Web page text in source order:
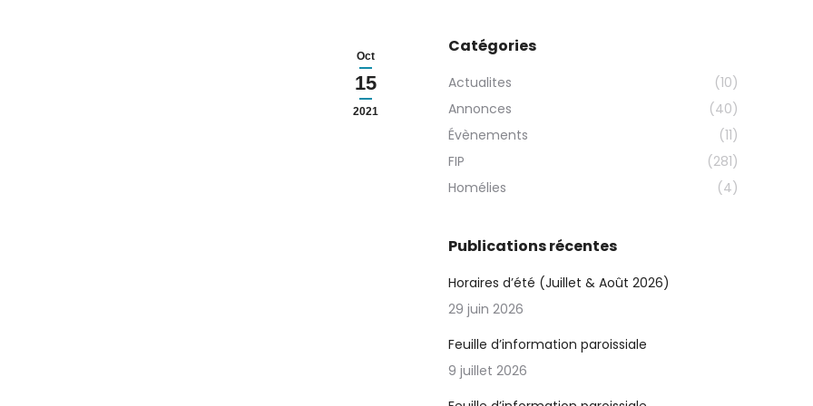
Oct
15
2021
Catégories
Actualites
(10)
Annonces
(40)
Évènements
(11)
FIP
(281)
Homélies
(4)
Publications récentes
Horaires d’été (Juillet & Août 2026)
29 juin 2026
Feuille d’information paroissiale
9 juillet 2026